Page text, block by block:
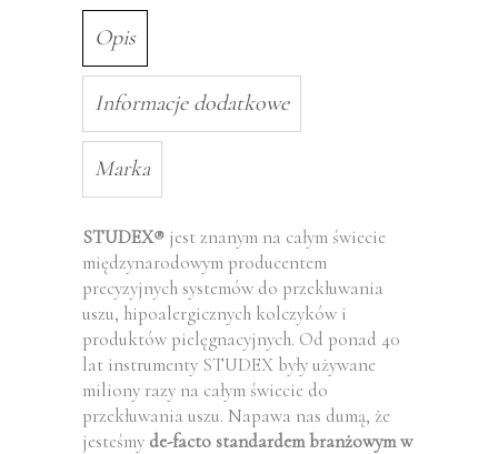
Opis
Informacje dodatkowe
Marka
STUDEX® jest znanym na całym świecie
międzynarodowym producentem
precyzyjnych systemów do przekłuwania
uszu, hipoalergicznych kolczyków i
produktów pielęgnacyjnych. Od ponad 40
lat instrumenty STUDEX były używane
miliony razy na całym świecie do
przekłuwania uszu. Napawa nas dumą, że
jesteśmy de-facto standardem branżowym w